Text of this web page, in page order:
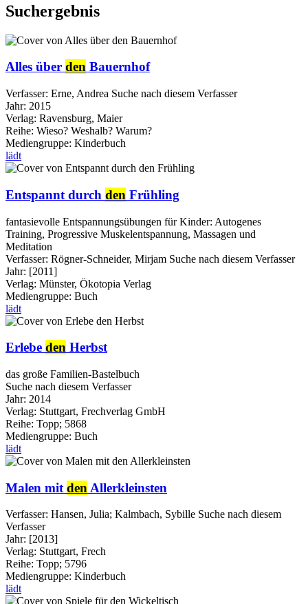
Suchergebnis
Alles über den Bauernhof
Verfasser: Erne, Andrea Suche nach diesem Verfasser
Jahr: 2015
Verlag: Ravensburg, Maier
Reihe: Wieso? Weshalb? Warum?
Mediengruppe: Kinderbuch
lädt
Entspannt durch den Frühling
fantasievolle Entspannungsübungen für Kinder: Autogenes
Training, Progressive Muskelentspannung, Massagen und
Meditation
Verfasser: Rögner-Schneider, Mirjam Suche nach diesem Verfasser
Jahr: [2011]
Verlag: Münster, Ökotopia Verlag
Mediengruppe: Buch
lädt
Erlebe den Herbst
das große Familien-Bastelbuch
Suche nach diesem Verfasser
Jahr: 2014
Verlag: Stuttgart, Frechverlag GmbH
Reihe: Topp; 5868
Mediengruppe: Buch
lädt
Malen mit den Allerkleinsten
Verfasser: Hansen, Julia; Kalmbach, Sybille Suche nach diesem
Verfasser
Jahr: [2013]
Verlag: Stuttgart, Frech
Reihe: Topp; 5796
Mediengruppe: Kinderbuch
lädt